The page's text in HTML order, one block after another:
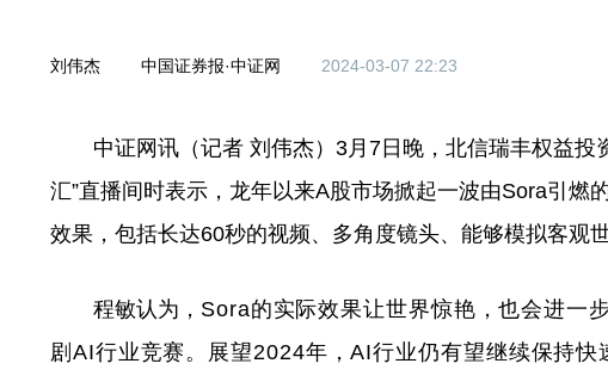
刘伟杰 中国证券报·中证网 2024-03-07 22:23
中证网讯（记者 刘伟杰）3月7日晚，北信瑞丰权益
汇”直播间时表示，龙年以来A股市场掀起一波由Sora引
效果，包括长达60秒的视频、多角度镜头、能够模拟客观世
程敏认为， Sora的实际效果让世界惊艳，也会进一
剧AI行业竞赛。 展望2024年，AI行业仍有望继续保持